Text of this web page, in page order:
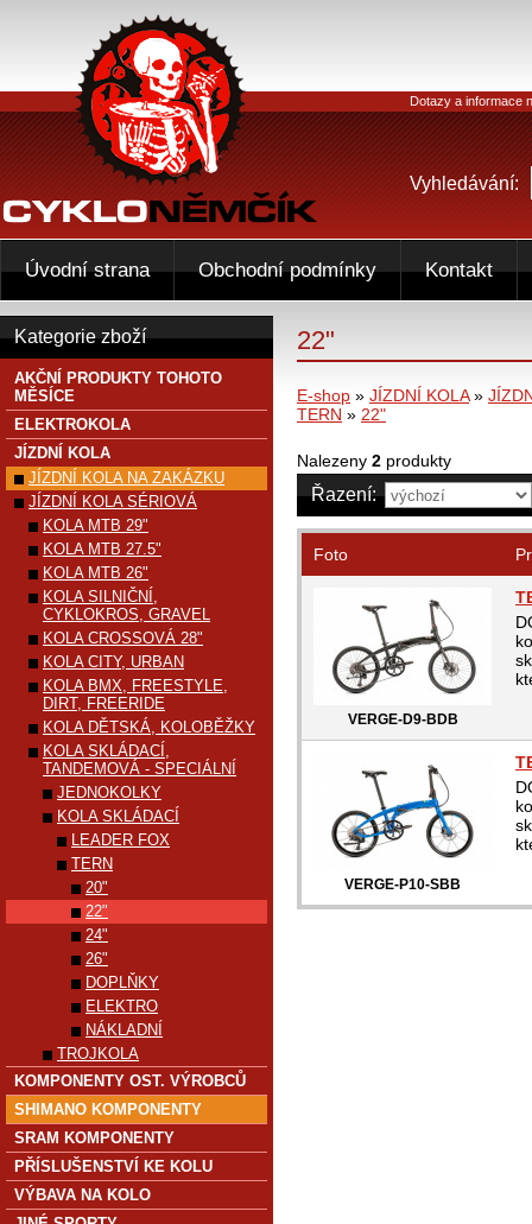
22"
E-shop » JÍZDNÍ KOLA»
TERN » 22"
Nalezeny 2 produkty
Řazení:
Foto
VERGE-D9-BDB
VERGE-P10-SBB
Kategorie zboží
AKČNÍ PRODUKTY TOHOTO
MĚSÍCE
ELEKTROKOLA
JÍZDNÍ KOLA
JÍZDNÍ KOLA NA ZAKÁZKU
JÍZDNÍ KOLA SÉRIOVÁ
KOLA MTB 29"
KOLA MTB 27.5"
KOLA MTB 26"
KOLA SILNIČNÍ,
CYKLOKROS, GRAVEL
KOLA CROSSOVÁ 28"
KOLA CITY, URBAN
KOLA BMX, FREESTYLE,
DIRT, FREERIDE
KOLA DĚTSKÁ, KOLOBĚŽKY
KOLA SKLÁDACÍ,
TANDEMOVÁ - SPECIÁLNÍ
JEDNOKOLKY
KOLA SKLÁDACÍ
LEADER FOX
TERN
20"
22"
24"
26"
DOPLŇKY
ELEKTRO
NÁKLADNÍ
TROJKOLA
KOMPONENTY OST. VÝROBCŮ
SHIMANO KOMPONENTY
SRAM KOMPONENTY
PŘÍSLUŠENSTVÍ KE KOLU
VÝBAVA NA KOLO
Dotazy a informace
Vyhledávání:
Úvodní strana Obchodní podmínky Kontakt